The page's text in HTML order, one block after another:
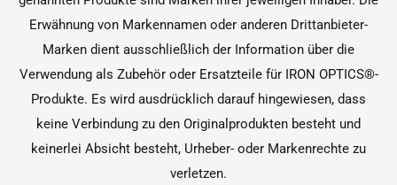
Erwähnung von Markennamen oder anderen Drittanbieter-
Marken dient ausschließlich der Information über die
Verwendung als Zubehör oder Ersatzteile für IRON OPTICS®-
Produkte. Es wird ausdrücklich darauf hingewiesen, dass
keine Verbindung zu den Originalprodukten besteht und
keinerlei Absicht besteht, Urheber- oder Markenrechte zu
verletzen.